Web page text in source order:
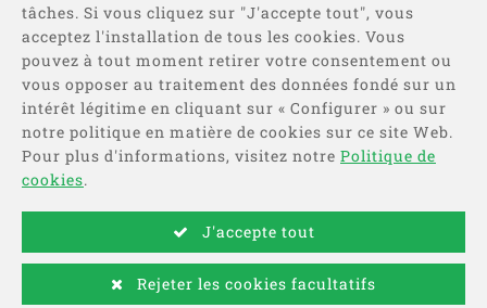
Catégories
Information
Payer
tâches. Si vous cliquez sur "J'accepte tout", vous
acceptez l'installation de tous les cookies. Vous
pouvez à tout moment retirer votre consentement ou
vous opposer au traitement des données fondé sur un
intérêt légitime en cliquant sur « Configurer » ou sur
notre politique en matière de cookies sur ce site Web.
Pour plus d'informations, visitez notre Politique de
cookies.
J'accepte tout
Rejeter les cookies facultatifs